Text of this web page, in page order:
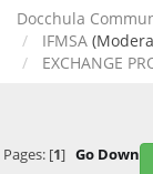
Docchula
IFMSA
EXCHANGE
Pages: [1] Go Down